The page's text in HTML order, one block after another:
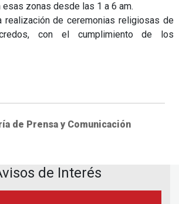
esas zonas desde las 1 a 6 am.
realización de ceremonias religiosas de
con el cumplimiento de los
de Prensa y Comunicación
de Interés